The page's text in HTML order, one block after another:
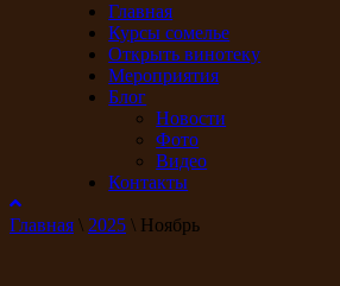
Главная
Курсы сомелье
Открыть винотеку
Мероприятия
Блог
Новости
Фото
Видео
Контакты
Главная \ 2025 \ Ноябрь